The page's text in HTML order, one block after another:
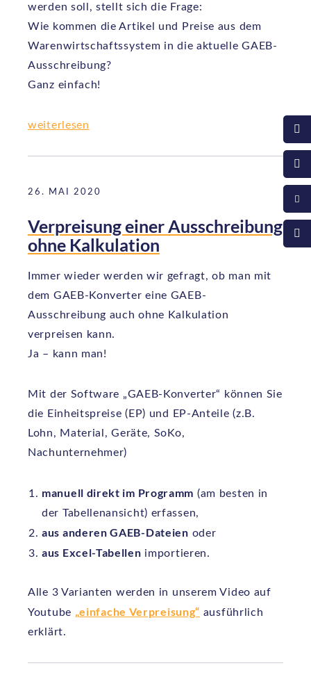
werden soll, stellt sich die Frage:
Wie kommen die Artikel und Preise aus dem
Warenwirtschaftssystem in die aktuelle GAEB-
Ausschreibung?
Ganz einfach!
weiterlesen
26. MAI 2020
Verpreisung einer Ausschreibung
ohne Kalkulation
Immer wieder werden wir gefragt, ob man mit
dem GAEB-Konverter eine GAEB-
Ausschreibung auch ohne Kalkulation
verpreisen kann.
Ja – kann man!
Mit der Software „GAEB-Konverter“ können Sie
die Einheitspreise (EP) und EP-Anteile (z.B.
Lohn, Material, Geräte, SoKo,
Nachunternehmer)
manuell direkt im Programm (am besten in
der Tabellenansicht) erfassen,
aus anderen GAEB-Dateien oder
aus Excel-Tabellen importieren.
Alle 3 Varianten werden in unserem Video auf
Youtube „einfache Verpreisung“ ausführlich
erklärt.